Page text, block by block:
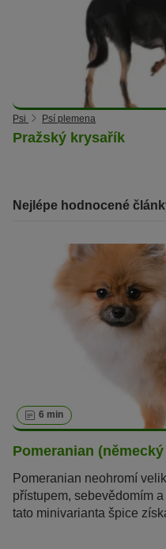
Psi Psí plemena
Pražský krysařík
Nejlépe hodnocené
6 min
Pomeranian
Pomeranian neohromí
přístupem, sebevědomím
tato minivarianta špice